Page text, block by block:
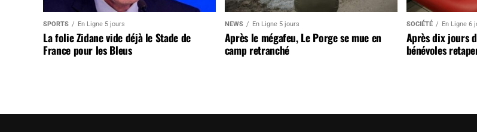
SPORTS En Ligne 5 jours
La folie Zidane vide déjà le Stade de
France pour les Bleus
NEWS En Ligne 5 jours
Après le mégafeu, Le Porge se mue en
camp retranché
SOCIÉTÉ En Ligne 6
Après dix jours
bénévoles